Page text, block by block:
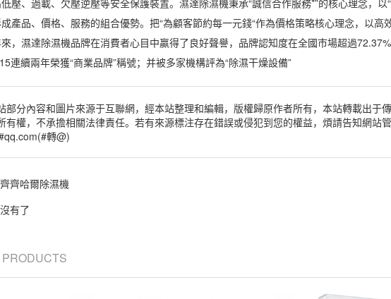
產品、價格、服務的組合優勢。把“為顧客節約每一元錢“作為價格策略核心理念，以
，濕達除濕機品牌在消費者心目中贏得了良好聲譽，品牌認知度在全國市場超過
連續兩年榮獲“商業品牌”稱號；并被多家機構評為“除濕干燥設備”
部分內容和圖片來源于互聯網，經本站整理和編輯，版權歸原作者所有，本站轉載出于
有權，不承擔相關法律責任。若有來源標注存在錯誤或侵犯到您的權益，煩請告知網站
轉@)
齊齊哈爾除濕機
沒有了
PRODUCTS